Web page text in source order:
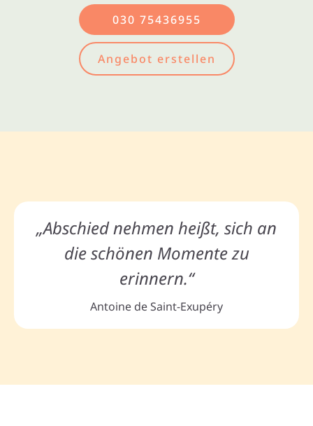
030 75436955
Angebot erstellen
„Abschied nehmen heißt, sich an
die schönen Momente zu
erinnern.“
Antoine de Saint-Exupéry